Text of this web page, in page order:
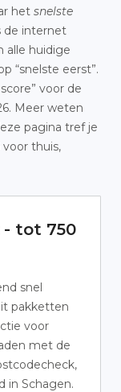
het snelste
de internet
alle huidige
“snelste eerst”.
voor de
Meer weten
pagina tref je
thuis,
tot 750
snel
pakketten
voor
met de
in Schagen.